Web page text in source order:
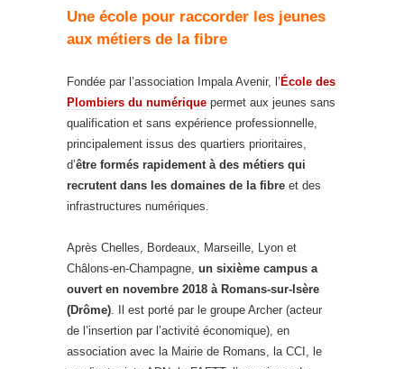
Une école pour raccorder les jeunes
aux métiers de la fibre
Fondée par l’association Impala Avenir, l’ École des
Plombiers du numérique permet aux jeunes sans
qualification et sans expérience professionnelle,
principalement issus des quartiers prioritaires,
d’être formés rapidement à des métiers qui
recrutent dans les domaines de la fibre et des
infrastructures numériques.
Après Chelles, Bordeaux, Marseille, Lyon et
Châlons-en-Champagne, un sixième campus a
ouvert en novembre 2018 à Romans-sur-Isère
(Drôme). Il est porté par le groupe Archer (acteur
de l’insertion par l’activité économique), en
association avec la Mairie de Romans, la CCI, le